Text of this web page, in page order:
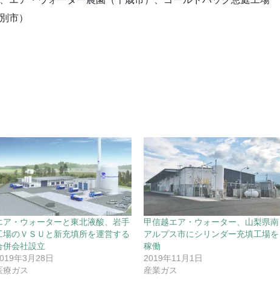
市）
ア・ウォーターと東北液酸、岩手
場のＶＳＵと新充填所を運営する
併会社設立
年3月28日
療ガス
甲信越エア・ウォーター、山梨県南
アルプス市にシリンダー充填工場を
稼働
2019年11月1日
産業ガス